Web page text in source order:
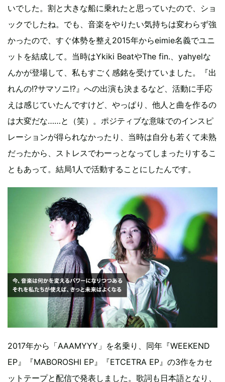
いでした。割と大きな船に乗れたと思っていたので、ショ
ックでしたね。でも、音楽をやりたい気持ちは変わらず強
かったので、すぐ体勢を整え2015年からeimie名義でユニ
ットを結成して。当時はYkiki BeatやThe fin.、yahyelな
んかが登場して、私もすごく感銘を受けていました。『出
れんの!?サマソニ!?』への出演も決まるなど、活動に手応
えは感じていたんですけど、やっぱり、他人と曲を作るの
は大変だな……と（笑）。ポジティブな意味でのインスピ
レーションが得られなかったり、当時は自分も若くて未熟
だったから、ストレスでわーっとなってしまったりするこ
ともあって。結局1人で活動することにしたんです。
2017年から「AAAMYYY」を名乗り、同年『WEEKEND
EP』『MABOROSHI EP』『ETCETRA EP』の3作をカセ
ットテープと配信で発表しました。歌詞も日本語となり、